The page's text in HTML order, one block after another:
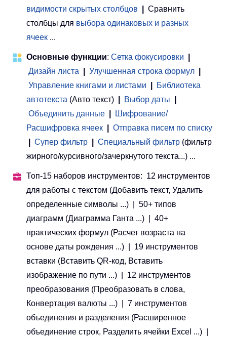
видимости скрытых столбцов
Сравнить
столбцы для выбора одинаковых и разных
ячеек ...
Основные функции: Сетка фокусировки
Дизайн листа
Улучшенная строка формул
Управление книгами и листами
Библиотека
автотекста (Авто текст) Выбор даты
Объединить данные
Шифрование/
Расшифровка ячеек
Отправка писем по списку
Супер фильтр Специальный фильтр (фильтр
жирного/курсивного/зачеркнутого текста...) ...
Топ-15 наборов инструментов: 12 инструментов
для работы с текстом (Добавить текст, Удалить
определенные символы ...) | 50+ типов
диаграмм (Диаграмма Ганта ...) | 40+
практических формул (Расчет возраста на
основе даты рождения ...) | 19 инструментов
вставки (Вставить QR-код, Вставить
изображение по пути ...) | 12 инструментов
преобразования (Преобразовать в слова,
Конвертация валюты ...) | 7 инструментов
объединения и разделения (Расширенное
объединение строк, Разделить ячейки Excel ...) |